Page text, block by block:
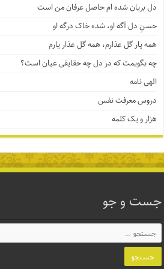
دل بریان شده ام حاصل عرفان من است
حسنِ دل آگه او، شده خاک درگه او
همه یار گل عذارم، همه گل عذار یارم
چه بگویمت که در دل چه حقایقی عیان است؟
الهی نامه
دروس معرفت نفس
هزار و یک کلمه
جست و جو